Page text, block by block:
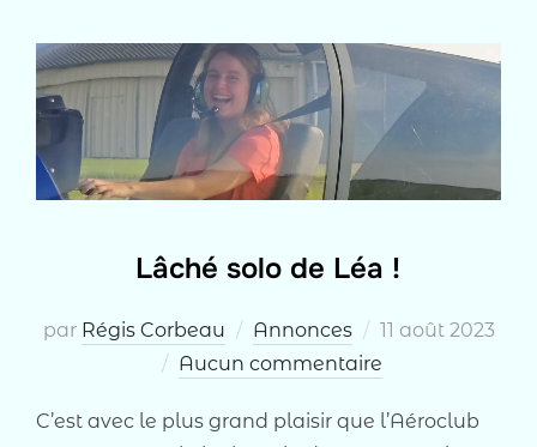
Lâché solo de Léa !
par Régis Corbeau Annonces
Publié
le
11 août 2023
Aucun commentaire
C’est avec le plus grand plaisir que l’Aéroclub